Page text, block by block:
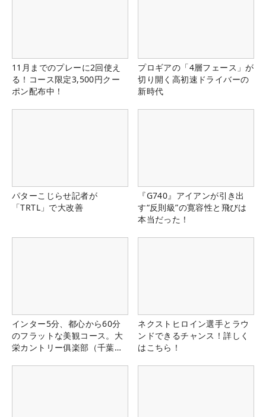
11月までのプレーに2回使え
る！コース限定3,500円クー
ポン配布中！
プロギアの「4層フェース」が
切り開く高初速ドライバーの
新時代
パターこじらせ記者が
「TRTL」で大改善
『G740』アイアンが引き出
す“反則級”の寛容性と飛びは
本当だった！
インター5分、都心から60分
のフラットな美観コース。大
栄カントリー俱楽部（千葉
ネクストヒロイン選手とラウ
ンドできるチャンス！詳しく
はこちら！